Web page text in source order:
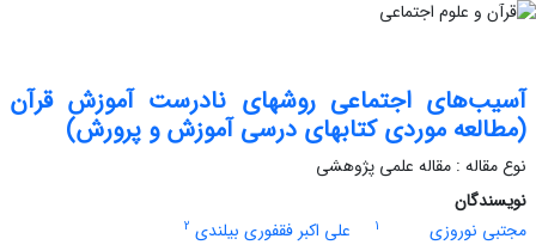
آسیب‌های اجتماعی روشهای نادرست آموزش قرآن
(مطالعه موردی کتابهای درسی آموزش و پرورش)
نوع مقاله : مقاله علمی پژوهشی
نویسندگان
مجتبی نوروزی
1 علی اکبر فقفوری بیلندی 2